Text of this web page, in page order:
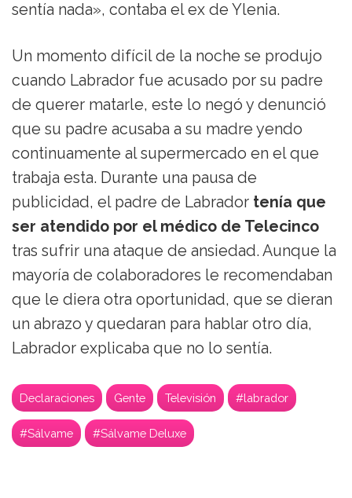
sentía nada», contaba el ex de Ylenia.
Un momento difícil de la noche se produjo
cuando Labrador fue acusado por su padre
de querer matarle, este lo negó y denunció
que su padre acusaba a su madre yendo
continuamente al supermercado en el que
trabaja esta. Durante una pausa de
publicidad, el padre de Labrador tenía que
ser atendido por el médico de Telecinco
tras sufrir una ataque de ansiedad. Aunque la
mayoría de colaboradores le recomendaban
que le diera otra oportunidad, que se dieran
un abrazo y quedaran para hablar otro día,
Labrador explicaba que no lo sentía.
Declaraciones Gente Televisión #labrador
#Sálvame #Sálvame Deluxe